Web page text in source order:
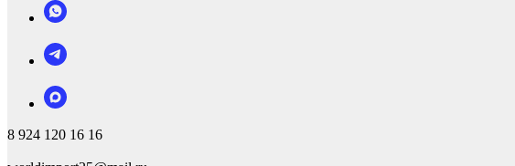
8 924 120 16 16